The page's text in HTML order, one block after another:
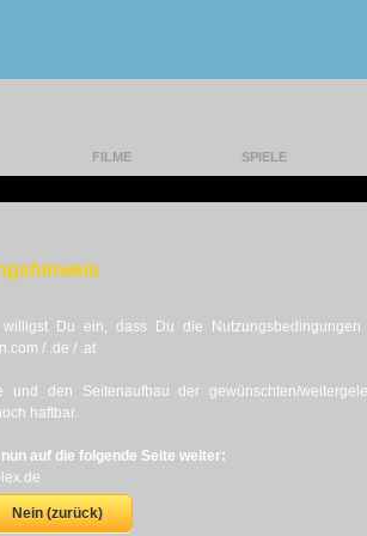
FILME SPIELE
Du ein, dass Du die
/ .de / .at
und den Seitenaufbau der gewünschten/
haftbar.
auf die folgende Seite weiter:
Nein (zurück)